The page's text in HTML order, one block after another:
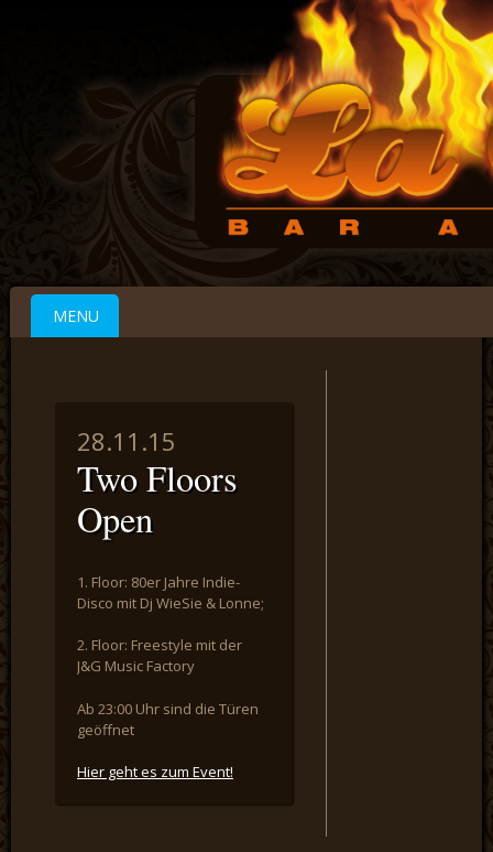
Main menu
Skip to content
MENU
28.11.15
Two Floors
Open
1. Floor: 80er Jahre Indie-
Disco mit Dj WieSie & Lonne;
2. Floor: Freestyle mit der
J&G Music Factory
Ab 23:00 Uhr sind die Türen
geöffnet
Hier geht es zum Event!